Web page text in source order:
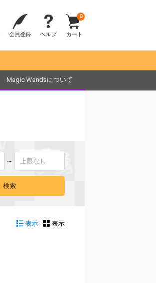
会員登録 ヘルプ カート
0
Magic Wandsについて
～
表示 表示